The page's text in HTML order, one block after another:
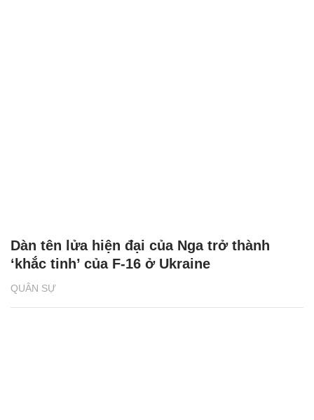
QUÂN SỰ
Dàn tên lửa hiện đại của Nga trở thành
‘khắc tinh’ của F-16 ở Ukraine